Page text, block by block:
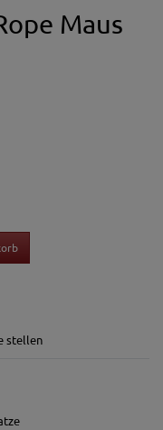
Maus
stellen